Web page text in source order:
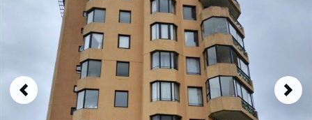
Previous Next